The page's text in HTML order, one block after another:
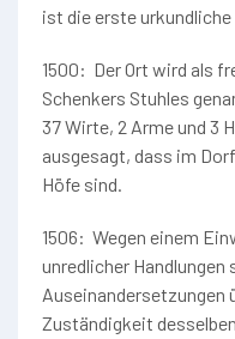
ist die erste
1500: Der Ort wird als
Schenkers Stuhles
37 Wirte, 2 Arme und 3
ausgesagt, dass im
Höfe sind.
1506: Wegen einem
unredlicher
Auseinandersetzungen
Zuständigkeit